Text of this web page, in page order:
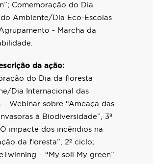
Comemoração do Dia
do Ambiente/Dia Eco-Escolas
- Marcha da
da ação:
do Dia da floresta
Dia Internacional das
– Webinar sobre “Ameaça das
à Biodiversidade”, 3º
impacte dos incêndios na
da floresta”, 2º ciclo;
– “My soil My green”